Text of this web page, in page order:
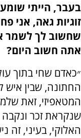
בעבר, הייתי
זוגיות גאה, אני
שחשוב לך לשמר
אתה חשוב היום?
״כאדם שחי בתוך
החתונה, שבין איש
המטאפיזי, זאת
שנקראת זכר
האלוקי, בעיני, זה